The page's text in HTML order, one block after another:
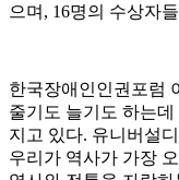
으며, 16명의 수상자
한국장애인인권포럼
줄기도 늘기도 하는
지고 있다. 유니버설
우리가 역사가 가장